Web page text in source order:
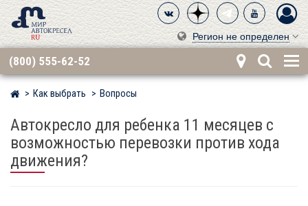
Регион не определен
(800) 555-62-52
Мир детских автокресел
Как выбрать Вопросы
Автокресло для ребенка 11 месяцев с
возможностью перевозки против хода
движения?